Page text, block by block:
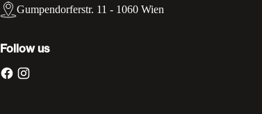
Gumpendorferstr. 11 - 1060 Wien
Follow us